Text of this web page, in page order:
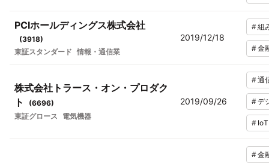
PCIホールディングス株式会社
(3918)
東証スタンダード 情報・通信業
2019/12/18
#組
#金
株式会社トラース・オン・プロダク
ト
(6696)
東証グロース
電気機器
2019/09/26
#通
#デ
# IoT
#金